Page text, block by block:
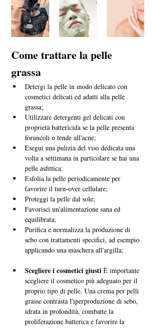
Come trattare la pelle
grassa
Detergi la pelle in modo delicato con
cosmetici delicati ed adatti alla pelle
grassa;
Utilizzare detergenti gel delicati con
proprietà battericida se la pelle presenta
foruncoli o tende all'acne;
Esegui una pulizia del viso dedicata una
volta a settimana in particolare se hai una
pelle asfittica;
Esfolia la pelle periodicamente per
favorire il turn-over cellulare;
Proteggi la pelle dal sole;
Favorisci un'alimentazione sana ed
equilibrata;
Purifica e normalizza la produzione di
sebo con trattamenti specifici, ad esempio
applicando una maschera all'argilla;
Scegliere i cosmetici giusti È importante
scegliere il cosmetico più adeguato per il
proprio tipo di pelle. Una crema per pelli
grasse contrasta l'iperproduzione di sebo,
idrata in profondità, combatte la
proliferazione batterica e favorire la